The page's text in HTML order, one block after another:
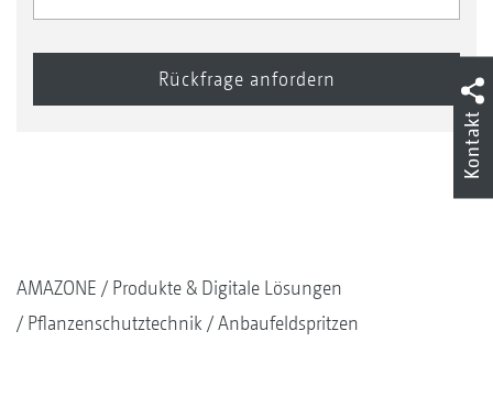
AMAZONE
Produkte & Digitale Lösungen
Pflanzenschutztechnik
Anbaufeldspritzen
Kontakt